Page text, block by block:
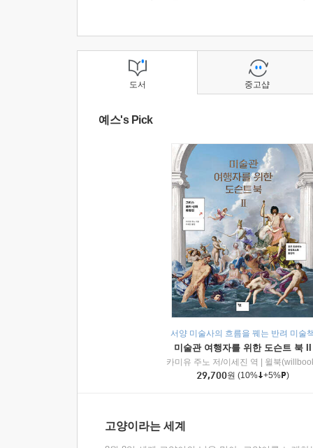
도서
예스's Pick
서양 미술사의 흐름을 꿰는 반려 미술
미술관 여행자를 위한 도슨트 북 II
카미유 주노 저/이세진 역
윌북
29,700원 (10% +5% )
고양이라는 세계
중고샵